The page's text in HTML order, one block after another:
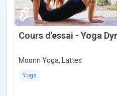
Cours d'essai - Yoga
Moonn Yoga, Lattes
Yoga